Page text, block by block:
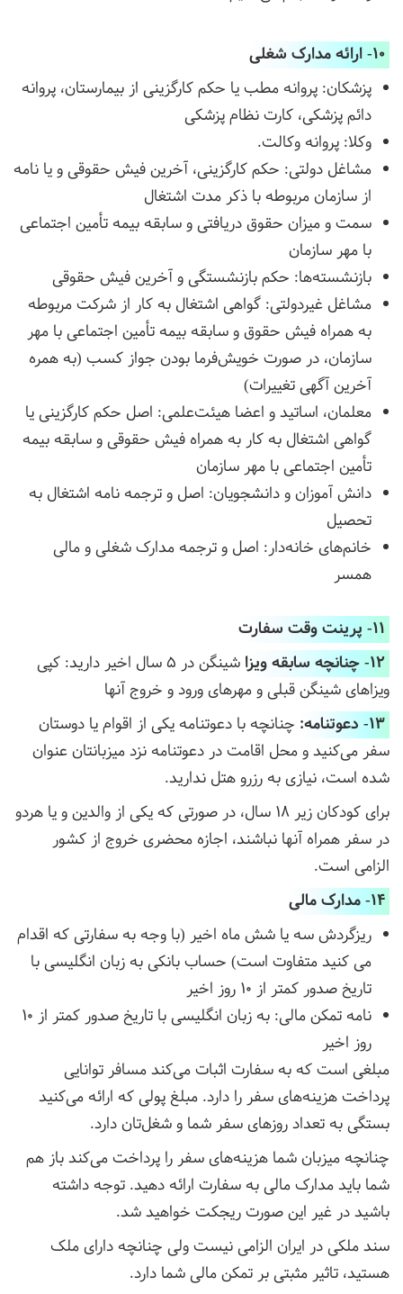
10- ارائه مدارک شغلی
پزشکان: پروانه مطب یا حکم کارگزینی از بیمارستان، پروانه
دائم پزشکی، کارت نظام پزشکی
وکلا: پروانه وکالت.
مشاغل دولتی: حکم کارگزینی، آخرین فیش حقوقی و یا نامه
از سازمان مربوطه با ذکر مدت اشتغال
سمت و میزان حقوق دریافتی و سابقه بیمه تأمین اجتماعی
با مهر سازمان
بازنشسته‌ها: حکم بازنشستگی و آخرین فیش حقوقی
مشاغل غیردولتی: گواهی اشتغال به کار از شرکت مربوطه
به همراه فیش حقوق و سابقه بیمه تأمین اجتماعی با مهر
سازمان، در صورت خویش‌فرما بودن جواز کسب (به همره
آخرین آگهی تغییرات)
معلمان، اساتید و اعضا هیئت‌علمی: اصل حکم کارگزینی یا
گواهی اشتغال به کار به همراه فیش حقوقی و سابقه بیمه
تأمین اجتماعی با مهر سازمان
دانش آموزان و دانشجویان: اصل و ترجمه نامه اشتغال به
تحصیل
خانم‌های خانه‌دار: اصل و ترجمه مدارک شغلی و مالی
همسر
11- پرینت وقت سفارت
12- چنانچه سابقه ویزا
شینگن در 5 سال اخیر دارید: کپی
ویزاهای شینگن قبلی و مهرهای ورود و خروج آنها
13- دعوتنامه:
چنانچه با دعوتنامه یکی از اقوام یا دوستان
سفر می‌کنید و محل اقامت در دعوتنامه نزد میزبانتان عنوان
شده است، نیازی به رزرو هتل ندارید.
برای کودکان زیر ١٨ سال، در صورتی که یکی از والدین و یا هردو
در سفر همراه آنها نباشند، اجازه محضری خروج از کشور
الزامی است.
14- مدارک مالی
ریزگردش سه یا شش ماه اخیر (با وجه به سفارتی که اقدام
می کنید متفاوت است) حساب بانکی به زبان انگلیسی با
تاریخ صدور کمتر از ١٠ روز اخیر
نامه تمکن مالی: به زبان انگلیسی با تاریخ صدور کمتر از ١٠
روز اخیر
مبلغی است که به سفارت اثبات می‌کند مسافر توانایی
پرداخت هزینه‌های سفر را دارد. مبلغ پولی که ارائه می‌کنید
بستگی به تعداد روزهای سفر شما و شغل‌تان دارد.
چنانچه میزبان شما هزینه‌های سفر را پرداخت می‌کند باز هم
شما باید مدارک مالی به سفارت ارائه دهید. توجه داشته
باشید در غیر این صورت ریجکت خواهید شد.
سند ملکی در ایران الزامی نیست ولی چنانچه دارای ملک
هستید، تاثیر مثبتی بر تمکن مالی شما دارد.